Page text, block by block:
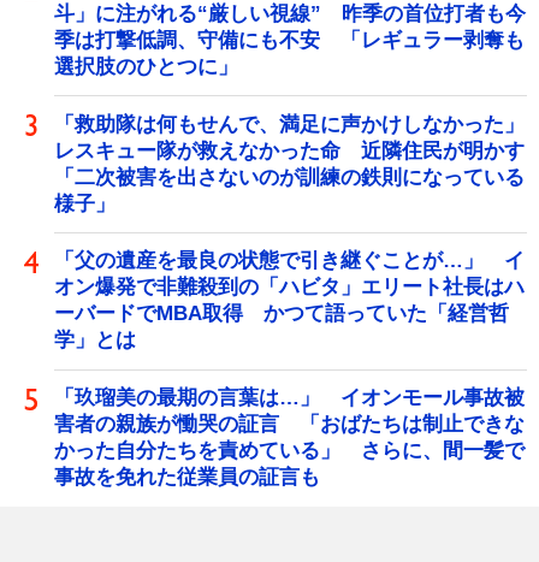
斗」に注がれる“厳しい視線” 昨季の首位打者も今
季は打撃低調、守備にも不安 「レギュラー剥奪も
選択肢のひとつに」
「救助隊は何もせんで、満足に声かけしなかった」
レスキュー隊が救えなかった命 近隣住民が明かす
「二次被害を出さないのが訓練の鉄則になっている
様子」
「父の遺産を最良の状態で引き継ぐことが…」 イ
オン爆発で非難殺到の「ハビタ」エリート社長はハ
ーバードでMBA取得 かつて語っていた「経営哲
学」とは
「玖瑠美の最期の言葉は…」 イオンモール事故被
害者の親族が慟哭の証言 「おばたちは制止できな
かった自分たちを責めている」 さらに、間一髪で
事故を免れた従業員の証言も